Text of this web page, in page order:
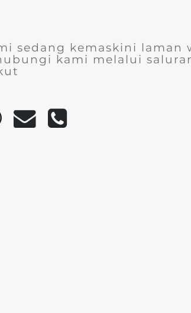
sedang kemaskini laman
kami melalui